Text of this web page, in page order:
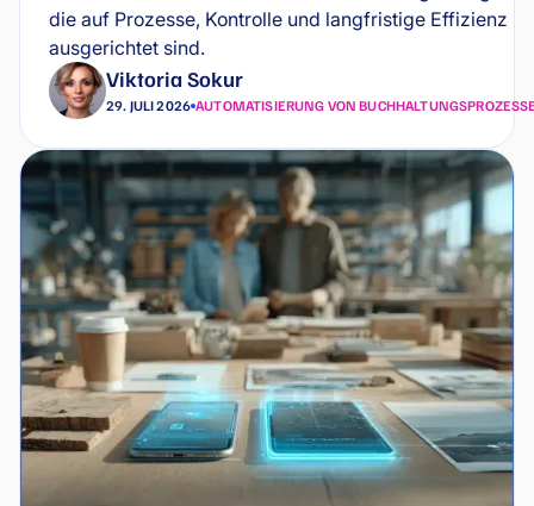
die auf Prozesse, Kontrolle und langfristige Effizienz
ausgerichtet sind.
Viktoria Sokur
29. JULI 2026 AUTOMATISIERUNG VON